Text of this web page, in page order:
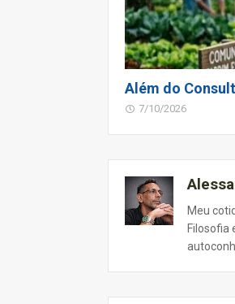
Além do
7/10/2026
Meu
Filosofia